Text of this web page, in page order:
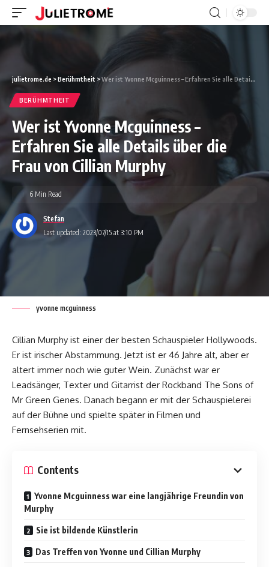
julietrome.de >Berühmtheit >Wer ist Yvonne Mcguinness – Erfahren Sie alle Details über die Frau von Cillian Murphy
BERÜHMTHEIT
Wer ist Yvonne Mcguinness –
Erfahren Sie alle Details über die
Frau von Cillian Murphy
Last updated: 2023/07/15 at 3:10 PM
Stefan
6 Min Read
yvonne mcguinness
Cillian Murphy ist einer der besten Schauspieler Hollywoods.
Er ist irischer Abstammung. Jetzt ist er 46 Jahre alt, aber er
altert immer noch wie guter Wein. Zunächst war er
Leadsänger, Texter und Gitarrist der Rockband The Sons of
Mr Green Genes. Danach begann er mit der Schauspielerei
auf der Bühne und spielte später in Filmen und
Fernsehserien mit.
Contents
Yvonne Mcguinness war eine langjährige Freundin von
Murphy
Sie ist bildende Künstlerin
Das Treffen von Yvonne und Cillian Murphy